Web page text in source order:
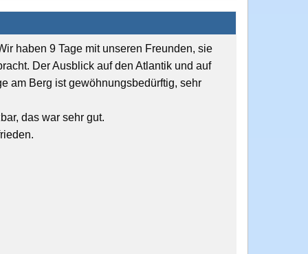
haben 9 Tage mit unseren Freunden, sie
Der Ausblick auf den Atlantik und auf
am Berg ist gewöhnungsbedürftig, sehr
das war sehr gut.